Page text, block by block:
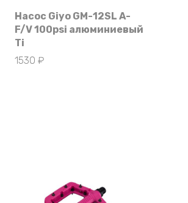
Насос Giyo GM-12SL A-
F/V 100psi алюминиевый
Ti
1530 ₽